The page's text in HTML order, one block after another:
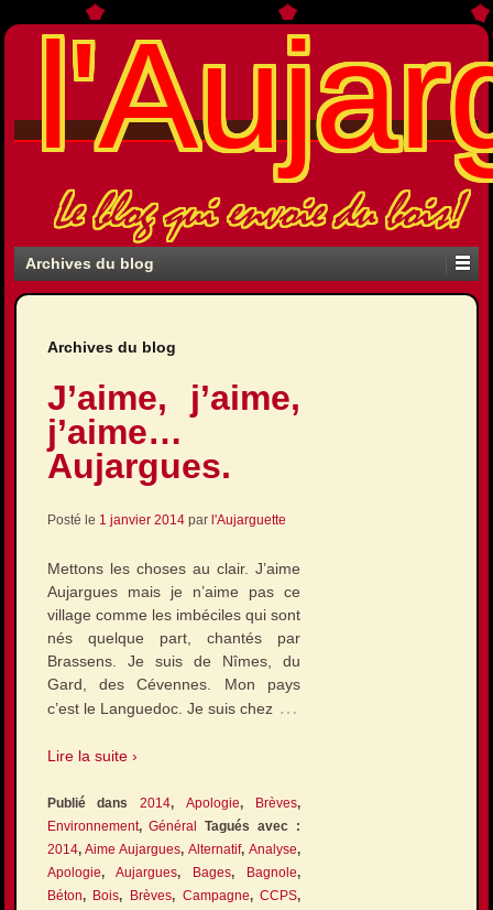
Le blog qui envoie du bois!
Archives du blog
Archives du blog
J’aime, j’aime,
j’aime…
Aujargues.
Posté le 1 janvier 2014par l'Aujarguette
Mettons les choses au clair. J’aime
Aujargues mais je n’aime pas ce
village comme les imbéciles qui sont
nés quelque part, chantés par
Brassens. Je suis de Nîmes, du
Gard, des Cévennes. Mon pays
c’est le Languedoc. Je suis chez …
Lire la suite ›
Publié dans2014,Apologie, Brèves,
Environnement,Général
Tagués avec :
2014,Aime Aujargues,Alternatif,Analyse,
Apologie,Aujargues, Bages, Bagnole,
Béton, Bois, Brèves, Campagne,CCPS,